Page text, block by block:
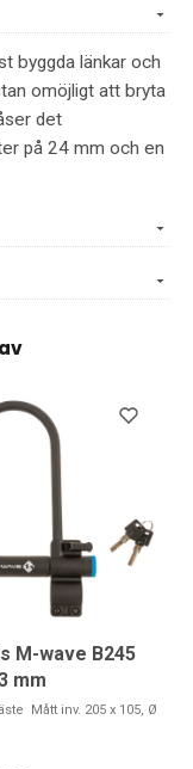
byggda länkar och
omöjligt att bryta
det
på 24 mm och en
M-wave B245
mm
Mått inv. 205 x 105, Ø